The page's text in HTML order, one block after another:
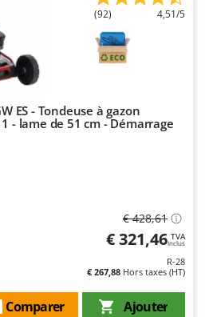
(92) 4,51/5
ES - Tondeuse à gazon
- lame de 51 cm - Démarrage
€ 428,61
€ 321,46 TVA
Inclus
R-28
€ 267,88 Hors taxes (HT)
Ajouter
Comparer